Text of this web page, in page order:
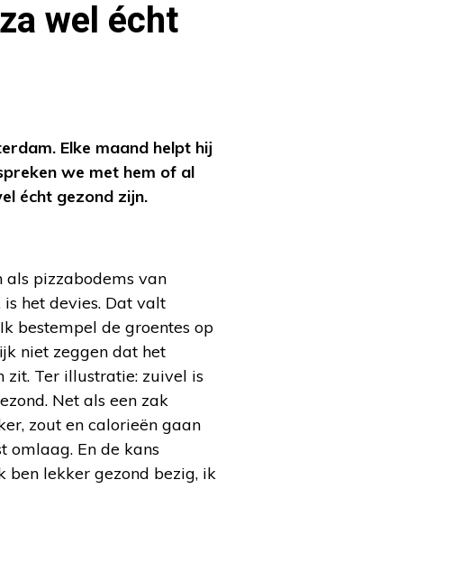
wel écht
Elke maand helpt hij
we met hem of al
écht gezond zijn.
pizzabodems van
het devies. Dat valt
bestempel de groentes op
niet zeggen dat het
zit. Ter illustratie: zuivel is
Net als een zak
zout en calorieën gaan
omlaag. En de kans
ben lekker gezond bezig, ik